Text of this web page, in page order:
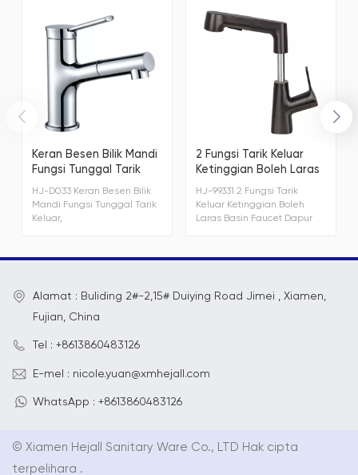
Keran Besen Bilik Mandi
Fungsi Tunggal Tarik
Keluar
HJ-D033 Keran Besen Bilik
Mandi Fungsi Tunggal Tarik
Keluar,
2 Fungsi Tarik Keluar
Ketinggian Boleh Laras
Basin Faucet Dapur
HJ-99331 2 Fungsi Tarik
Keluar Ketinggian Boleh
Laras Basin Faucet Dapur
Alamat : Buliding 2#-2,15# Duiying Road Jimei , Xiamen,
Fujian, China
Tel : +8613860483126
E-mel : nicole.yuan@xmhejall.com
WhatsApp : +8613860483126
© Xiamen Hejall Sanitary Ware Co., LTD Hak cipta
terpelihara .